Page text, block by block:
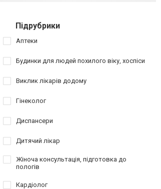
Підрубрики
Аптеки
Будинки для людей похилого віку, хоспіси
Виклик лікарів додому
Гінеколог
Диспансери
Дитячий лікар
Жіноча консультація, підготовка до
пологів
Кардіолог